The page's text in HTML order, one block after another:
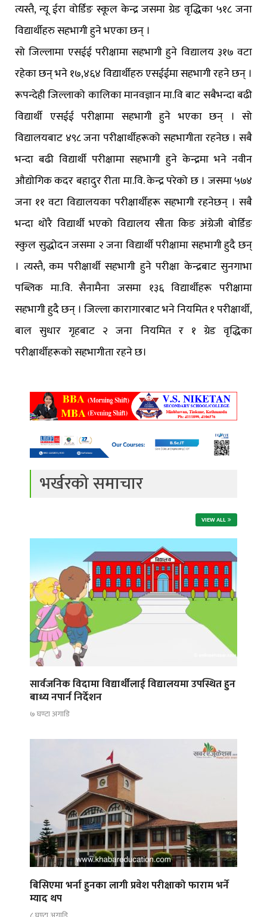
त्यस्तै, न्यू ईरा वोर्डिङ स्कूल केन्द्र जसमा ग्रेड वृद्धिका ५१८ जना
विद्यार्थीहरु सहभागी हुने भएका छन् ।
सो जिल्लामा एसईई परीक्षामा सहभागी हुने विद्यालय ३१७ वटा
रहेका छन् भने १७,४६४ विद्यार्थीहरु एसईईमा सहभागी रहने छन् ।
रूपन्देही जिल्लाको कालिका मानवज्ञान मा.वि बाट सबैभन्दा बढी
विद्यार्थी एसईई परीक्षामा सहभागी हुने भएका छन् । सो
विद्यालयबाट ४९८ जना परीक्षार्थीहरूको सहभागीता रहनेछ । सबै
भन्दा बढी विद्यार्थी परीक्षामा सहभागी हुने केन्द्रमा भने नवीन
औद्योगिक कदर बहादुर रीता मा.वि. केन्द्र परेको छ । जसमा ५७४
जना ११ वटा विद्यालयका परीक्षार्थीहरू सहभागी रहनेछन् । सबै
भन्दा थोरै विद्यार्थी भएको विद्यालय सीता किङ अंग्रेजी बोर्डिङ
स्कुल सुद्धोदन जसमा २ जना विद्यार्थी परीक्षामा सहभागी हुदै छन्
। त्यस्तै, कम परीक्षार्थी सहभागी हुने परीक्षा केन्द्रबाट सुनगाभा
पब्लिक मा.वि. सैनामैना जसमा १३६ विद्यार्थीहरू परीक्षामा
सहभागी हुदै छन् । जिल्ला कारागारबाट भने नियमित १ परीक्षार्थी,
बाल सुधार गृहबाट २ जना नियमित र १ ग्रेड वृद्धिका
परीक्षार्थीहरूकाे सहभागीता रहने छ।
भर्खरको समाचार
VIEW ALL
सार्वजनिक विदामा विद्यार्थीलाई विद्यालयमा उपस्थित हुन
बाध्य नपार्न निर्देशन
७ घण्टा अगाडि
बिसिएमा भर्ना हुनका लागी प्रवेश परीक्षाको फाराम भर्ने
म्याद थप